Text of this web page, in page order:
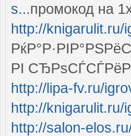
s...промокод на
http://knigarulit.ru/
РІ
http://lipa-fv.ru/
http://knigarulit.ru/
http://salon-